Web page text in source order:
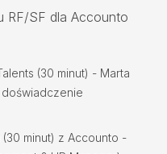
RF/SF dla Accounto
(30 minut) - Marta
doświadczenie
minut) z Accounto -